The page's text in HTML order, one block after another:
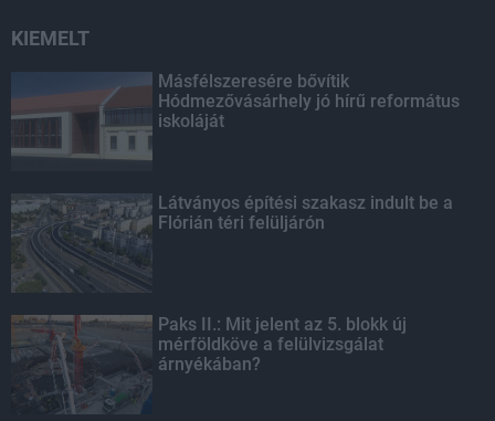
KIEMELT
Másfélszeresére bővítik
Hódmezővásárhely jó hírű református
iskoláját
Látványos építési szakasz indult be a
Flórián téri felüljárón
Paks II.: Mit jelent az 5. blokk új
mérföldköve a felülvizsgálat
árnyékában?